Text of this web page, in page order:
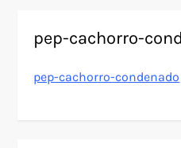
pep-cachorro-
pep-cachorro-condenado